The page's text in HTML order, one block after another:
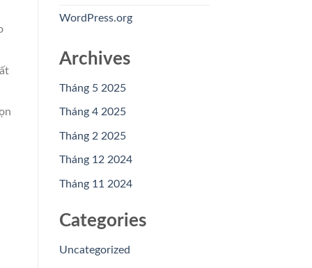
WordPress.org
Archives
Tháng 5 2025
Tháng 4 2025
Tháng 2 2025
Tháng 12 2024
Tháng 11 2024
Categories
Uncategorized